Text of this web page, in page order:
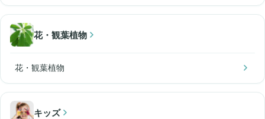
花・観葉植物
花・観葉植物
キッズ